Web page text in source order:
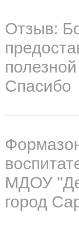
Отзыв:
Спасибо
МДОУ
город